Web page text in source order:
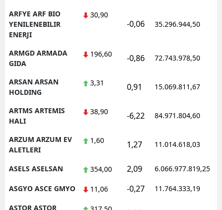
ARFYE ARF BIO
YENILENEBILIR
ENERJI
30,90
-0,06 35.296.944,50
ARMGD ARMADA
GIDA
196,60 -0,86 72.743.978,50
ARSAN ARSAN
HOLDING
3,31 0,91 15.069.811,67
ARTMS ARTEMIS
HALI
38,90 -6,22 84.971.804,60
ARZUM ARZUM EV
ALETLERI
1,60 1,27 11.014.618,03
ASELS ASELSAN 354,00 2,09 6.066.977.819,25
ASGYO ASCE GMYO 11,06 -0,27 11.764.333,19
ASTOR ASTOR